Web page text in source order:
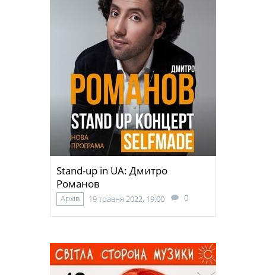
Stand-up in UA: Дмитро
Романов
Архів 19 травня 2022, 19:00 0